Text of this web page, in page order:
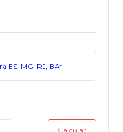
ES, MG, RJ, BA*